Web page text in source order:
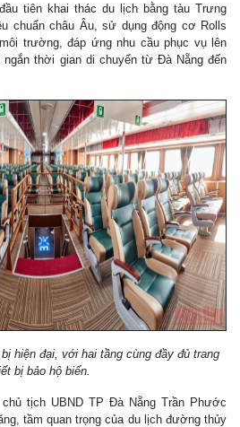
tiên khai thác du lịch bằng tàu Trưng
chuẩn châu Âu, sử dụng động cơ Rolls
trường, đáp ứng nhu cầu phục vụ lên
thời gian di chuyển từ Đà Nẵng đến
hiện đại, với hai tầng cùng đầy đủ trang
bị bảo hộ biển.
tịch UBND TP Đà Nẵng Trần Phước
tầm quan trọng của du lịch đường thủy